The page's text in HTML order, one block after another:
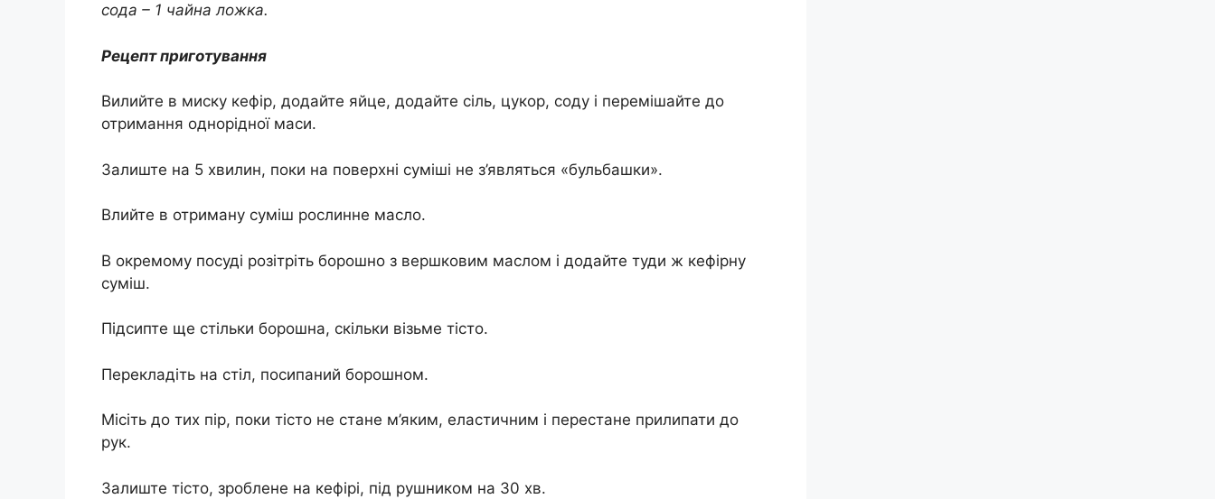
сода – 1 чайна ложка.
Рецепт приготування
Вилийте в миску кефір, додайте яйце, додайте сіль, цукор, соду і перемішайте до
отримання однорідної маси.
Залиште на 5 хвилин, поки на поверхні суміші не з’являться «бульбашки».
Влийте в отриману суміш рослинне масло.
В окремому посуді розітріть борошно з вершковим маслом і додайте туди ж кефірну
суміш.
Підсипте ще стільки борошна, скільки візьме тісто.
Перекладіть на стіл, посипаний борошном.
Місіть до тих пір, поки тісто не стане м’яким, еластичним і перестане прилипати до
рук.
Залиште тісто, зроблене на кефірі, під рушником на 30 хв.